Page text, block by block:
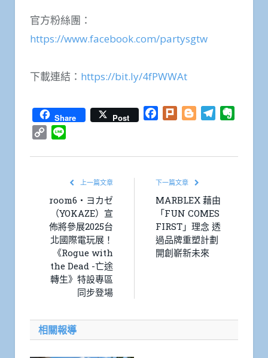
官方粉絲團：
https://www.facebook.com/partysgtw
下載連結： https://bit.ly/4fPWWAt
Share Post Facebook
Plurk BloggerTelegram
Copy
上一篇文章
room6・ヨカゼ
（YOKAZE）宣
佈將參展2025台
北國際電玩展！
《Rogue with
the Dead -亡途
轉生》特設專區
同步登場
下一篇文章
MARBLEX 藉由
「FUN COMES
FIRST」理念 透
過品牌重塑計劃
開創嶄新未來
相關報導